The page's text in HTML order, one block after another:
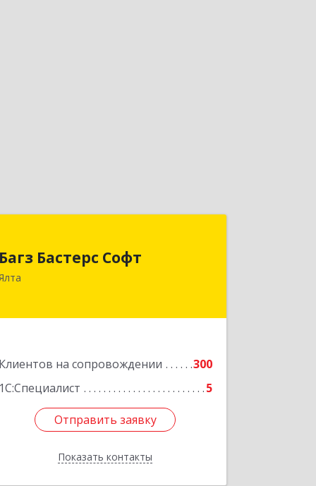
Багз Бастерс Софт
Клиентов на сопровождении
300
1С:Специалист
5
Отправить заявку
Показать контакты
298603, Крым Респ, Ялта г, Свердлова
Подробнее
Отправить заявку
Назад